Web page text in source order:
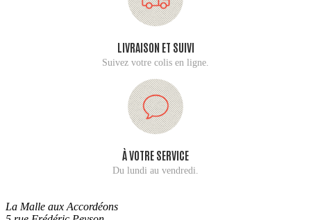
LIVRAISON ET SUIVI
Suivez votre colis en ligne.
À VOTRE SERVICE
Du lundi au vendredi.
La Malle aux Accordéons